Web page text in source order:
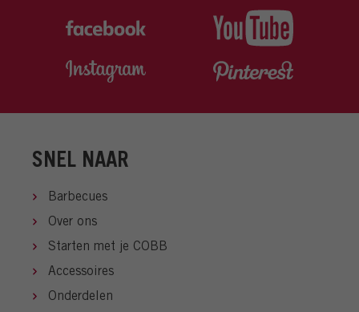
SNEL NAAR
Barbecues
Over ons
Starten met je COBB
Accessoires
Onderdelen